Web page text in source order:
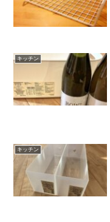
キッチン
キッチン